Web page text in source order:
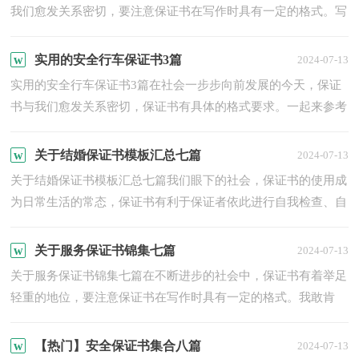
我们愈发关系密切，要注意保证书在写作时具有一定的格式。写
希...
实用的安全行车保证书3篇 2024-07-13
实用的安全行车保证书3篇在社会一步步向前发展的今天，保证
书与我们愈发关系密切，保证书有具体的格式要求。一起来参考
供...
关于结婚保证书模板汇总七篇 2024-07-13
关于结婚保证书模板汇总七篇我们眼下的社会，保证书的使用成
为日常生活的常态，保证书有利于保证者依此进行自我检查、自
关于服务保证书锦集七篇 2024-07-13
关于服务保证书锦集七篇在不断进步的社会中，保证书有着举足
轻重的地位，要注意保证书在写作时具有一定的格式。我敢肯
的...
【热门】安全保证书集合八篇 2024-07-13